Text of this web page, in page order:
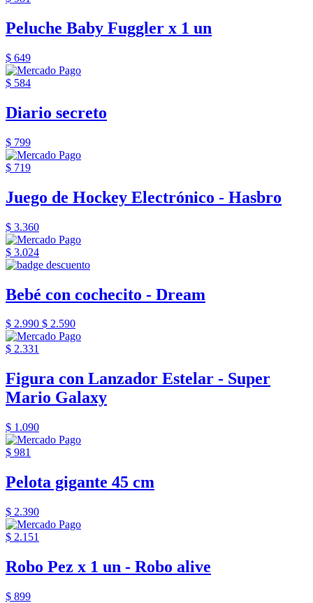
Peluche Baby Fuggler x 1 un
$ 649
$ 584
Diario secreto
$ 799
$ 719
Juego de Hockey Electrónico - Hasbro
$ 3.360
$ 3.024
Bebé con cochecito - Dream
$ 2.990 $ 2.590
$ 2.331
Figura con Lanzador Estelar - Super
Mario Galaxy
$ 1.090
$ 981
Pelota gigante 45 cm
$ 2.390
$ 2.151
Robo Pez x 1 un - Robo alive
$ 899